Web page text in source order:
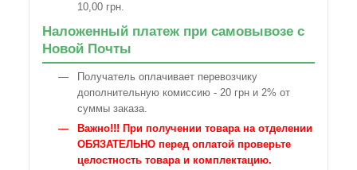
10,00 грн.
Наложенный платеж при самовывозе с
Новой Почты
Получатель оплачивает перевозчику
дополнительную комиссию - 20 грн и 2% от
суммы заказа.
Важно!!! При получении товара на отделении
ОБЯЗАТЕЛЬНО перед оплатой проверьте
целостность товара и комплектацию.